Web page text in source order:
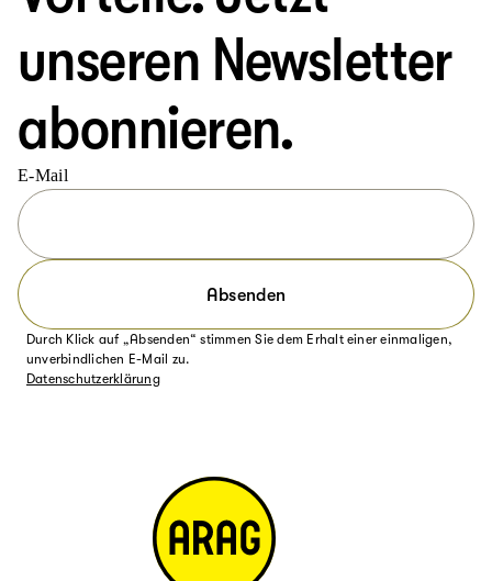
unseren Newsletter
abonnieren.
E-Mail
Absenden
Durch Klick auf „Absenden“ stimmen Sie dem Erhalt einer einmaligen,
unverbindlichen E-Mail zu.
Datenschutzerklärung